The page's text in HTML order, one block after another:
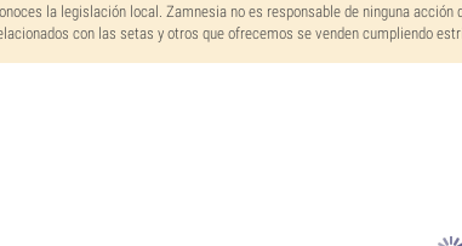
la legislación local. Zamnesia no es responsable de ninguna
con las setas y otros que ofrecemos se venden cumpliendo